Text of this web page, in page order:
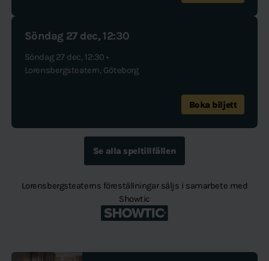
Söndag 27 dec, 12:30
Söndag 27 dec, 12:30 •
Lorensbergsteatern, Göteborg
Boka biljett
Se alla speltillfällen
Lorensbergsteaterns föreställningar säljs i samarbete med
Showtic